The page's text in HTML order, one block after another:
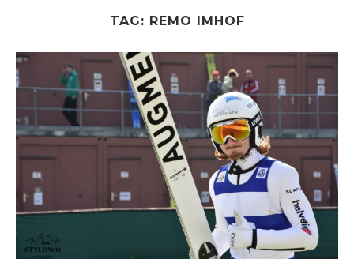
TAG: REMO IMHOF